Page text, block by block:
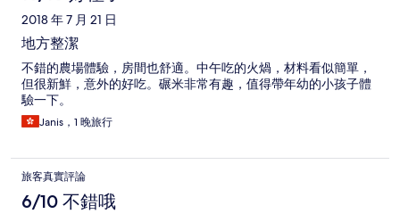
2018 年 7 月 21 日
地方整潔
不錯的農場體驗，房間也舒適。中午吃的火煱，材料看似簡單，
但很新鮮，意外的好吃。碾米非常有趣，值得帶年幼的小孩子體
驗一下。
Janis，1 晚旅行
旅客真實評論
6/10 不錯哦